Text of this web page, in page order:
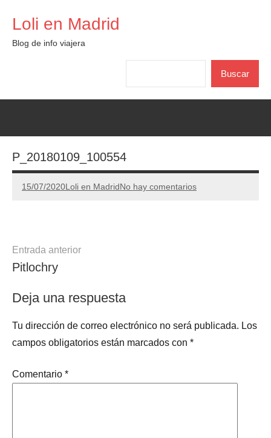
contenido
Loli en Madrid
Blog de info viajera
Buscar
P_20180109_100554
15/07/2020Loli en MadridNo hay comentarios
Navegación
de
entradas
Entrada anterior
Pitlochry
Deja una respuesta
Tu dirección de correo electrónico no será publicada. Los
campos obligatorios están marcados con *
Comentario *